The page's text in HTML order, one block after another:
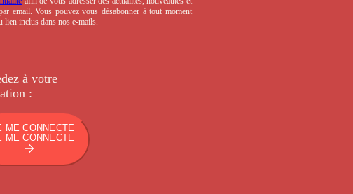
email. Vous pouvez vous désabonner à tout moment
lien inclus dans nos e-mails.
à votre
:
ME CONNECTE
ME CONNECTE